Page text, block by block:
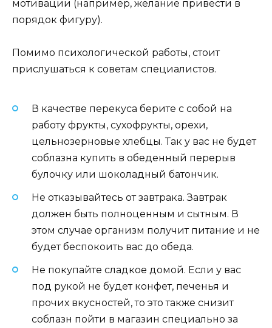
мотивации (например, желание привести в
порядок фигуру).
Помимо психологической работы, стоит
прислушаться к советам специалистов.
В качестве перекуса берите с собой на
работу фрукты, сухофрукты, орехи,
цельнозерновые хлебцы. Так у вас не будет
соблазна купить в обеденный перерыв
булочку или шоколадный батончик.
Не отказывайтесь от завтрака. Завтрак
должен быть полноценным и сытным. В
этом случае организм получит питание и не
будет беспокоить вас до обеда.
Не покупайте сладкое домой. Если у вас
под рукой не будет конфет, печенья и
прочих вкусностей, то это также снизит
соблазн пойти в магазин специально за